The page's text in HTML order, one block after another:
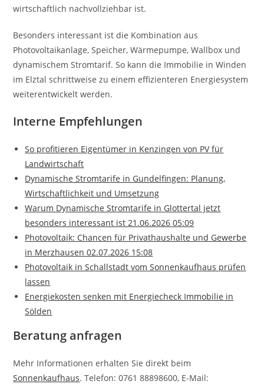
wirtschaftlich nachvollziehbar ist.
Besonders interessant ist die Kombination aus
Photovoltaikanlage, Speicher, Wärmepumpe, Wallbox und
dynamischem Stromtarif. So kann die Immobilie in Winden
im Elztal schrittweise zu einem effizienteren Energiesystem
weiterentwickelt werden.
Interne Empfehlungen
So profitieren Eigentümer in Kenzingen von PV für
Landwirtschaft
Dynamische Stromtarife in Gundelfingen: Planung,
Wirtschaftlichkeit und Umsetzung
Warum Dynamische Stromtarife in Glottertal jetzt
besonders interessant ist 21.06.2026 05:09
Photovoltaik: Chancen für Privathaushalte und Gewerbe
in Merzhausen 02.07.2026 15:08
Photovoltaik in Schallstadt vom Sonnenkaufhaus prüfen
lassen
Energiekosten senken mit Energiecheck Immobilie in
Sölden
Beratung anfragen
Mehr Informationen erhalten Sie direkt beim
Sonnenkaufhaus. Telefon: 0761 88898600, E-Mail: